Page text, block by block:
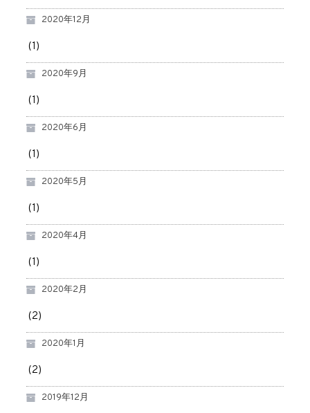
2020年12月
(1)
2020年9月
(1)
2020年6月
(1)
2020年5月
(1)
2020年4月
(1)
2020年2月
(2)
2020年1月
(2)
2019年12月